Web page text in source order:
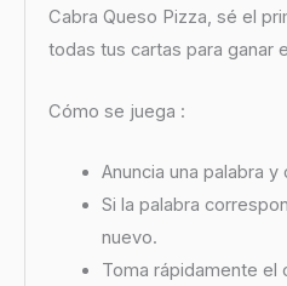
Cabra Queso Pizza, sé el
todas tus cartas para ganar
Cómo se juega :
Anuncia una palabra
Si la palabra
nuevo.
Toma rápidamente el